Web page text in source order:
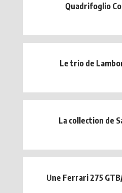
Quadrifoglio
Le trio de
La collection de
Une Ferrari 275